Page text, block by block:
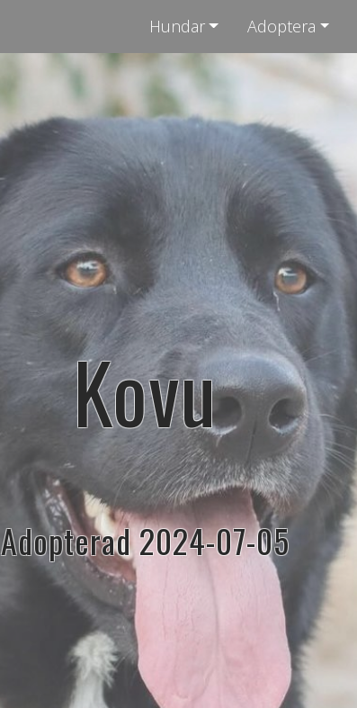
Hundar Adoptera
Kovu
Adopterad 2024-07-05